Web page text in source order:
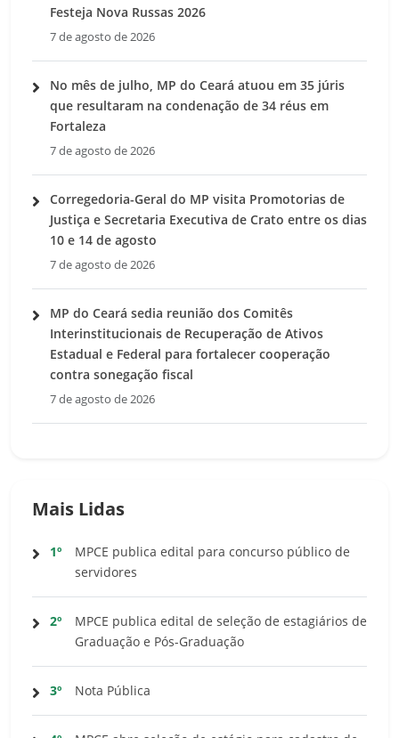
Festeja Nova Russas 2026
7 de agosto de 2026
No mês de julho, MP do Ceará atuou em 35 júris
que resultaram na condenação de 34 réus em
Fortaleza
7 de agosto de 2026
Corregedoria-Geral do MP visita Promotorias de
Justiça e Secretaria Executiva de Crato entre os dias
10 e 14 de agosto
7 de agosto de 2026
MP do Ceará sedia reunião dos Comitês
Interinstitucionais de Recuperação de Ativos
Estadual e Federal para fortalecer cooperação
contra sonegação fiscal
7 de agosto de 2026
Mais Lidas
1º
MPCE publica edital para concurso público de
servidores
2º
MPCE publica edital de seleção de estagiários de
Graduação e Pós-Graduação
3º Nota Pública